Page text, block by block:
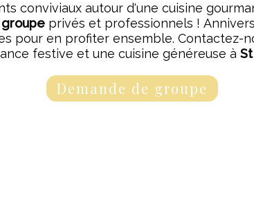
conviviaux autour d'une cuisine
privés et professionnels !
pour en profiter ensemble. Contactez-
festive et une cuisine généreuse à
Demande de groupe